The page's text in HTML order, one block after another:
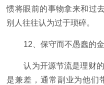
惯将眼前的事物拿来和过
别人往往认为过于琐碎。
12、保守而不愚蠢的
认为开源节流是理财
是兼差，通常副业为他们